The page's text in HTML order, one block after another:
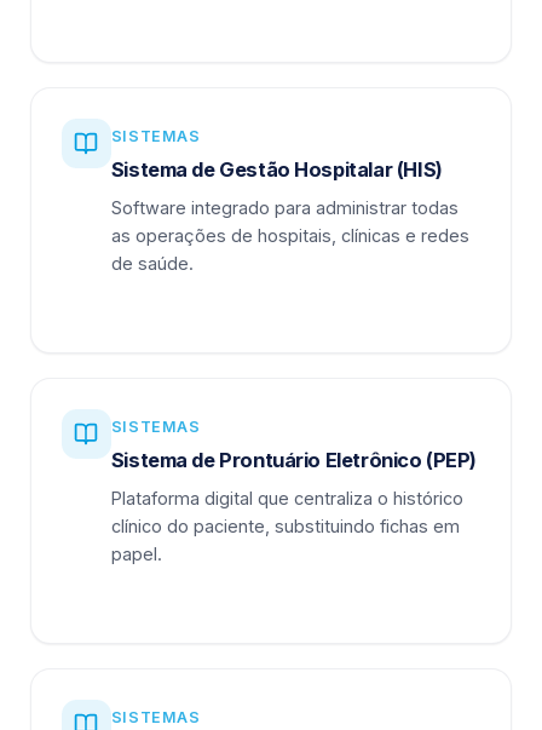
SISTEMAS
Sistema de Gestão Hospitalar (HIS)
Software integrado para administrar todas
as operações de hospitais, clínicas e redes
de saúde.
SISTEMAS
Sistema de Prontuário Eletrônico (PEP)
Plataforma digital que centraliza o histórico
clínico do paciente, substituindo fichas em
papel.
SISTEMAS